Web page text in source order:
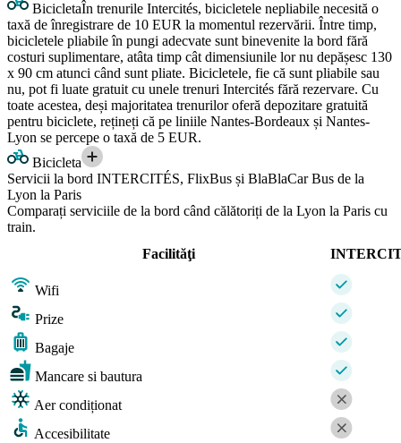
BicicletaÎn trenurile Intercités, bicicletele nepliabile necesită o
taxă de înregistrare de 10 EUR la momentul rezervării. Între timp,
bicicletele pliabile în pungi adecvate sunt binevenite la bord fără
costuri suplimentare, atâta timp cât dimensiunile lor nu depășesc 130
x 90 cm atunci când sunt pliate. Bicicletele, fie că sunt pliabile sau
nu, pot fi luate gratuit cu unele trenuri Intercités fără rezervare. Cu
toate acestea, deși majoritatea trenurilor oferă depozitare gratuită
pentru biciclete, rețineți că pe liniile Nantes-Bordeaux și Nantes-
Lyon se percepe o taxă de 5 EUR.
Bicicleta
Servicii la bord INTERCITÉS, FlixBus și BlaBlaCar Bus de la
Lyon la Paris
Comparați serviciile de la bord când călătoriți de la Lyon la Paris cu
train.
Facilităţi
Wifi
Prize
Bagaje
Mancare si bautura
Aer condiționat
Accesibilitate